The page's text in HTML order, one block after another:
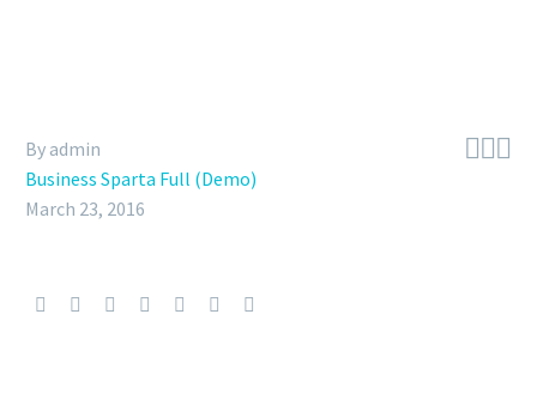

By admin
Business Sparta Full (Demo)
March 23, 2016